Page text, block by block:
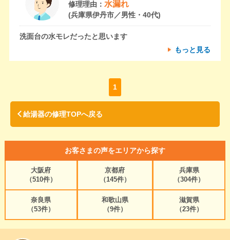
修理理由： 水漏れ
(兵庫県伊丹市／男性・40代)
洗面台の水モレだったと思います
もっと見る
1
給湯器の修理TOPへ戻る
お客さまの声をエリアから探す
大阪府
（510件）
京都府
（145件）
兵庫県
（304件）
奈良県
（53件）
和歌山県
（9件）
滋賀県
（23件）